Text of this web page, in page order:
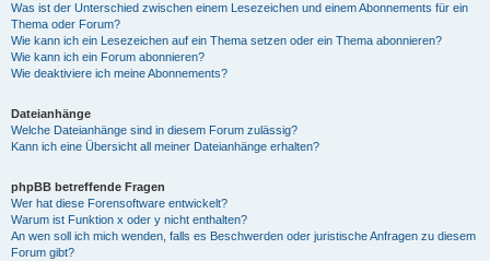
Was ist der Unterschied zwischen einem Lesezeichen und einem Abonnements für ein
Thema oder Forum?
Wie kann ich ein Lesezeichen auf ein Thema setzen oder ein Thema abonnieren?
Wie kann ich ein Forum abonnieren?
Wie deaktiviere ich meine Abonnements?
Dateianhänge
Welche Dateianhänge sind in diesem Forum zulässig?
Kann ich eine Übersicht all meiner Dateianhänge erhalten?
phpBB betreffende Fragen
Wer hat diese Forensoftware entwickelt?
Warum ist Funktion x oder y nicht enthalten?
An wen soll ich mich wenden, falls es Beschwerden oder juristische Anfragen zu diesem
Forum gibt?